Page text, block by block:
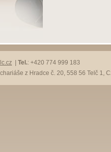
Tel.: +420 774 999 183
z Hradce č. 20, 558 56 Telč 1,